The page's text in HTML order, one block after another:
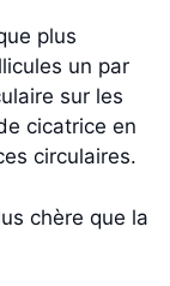
plus
un par
sur les
cicatrice en
circulaires.
chère que la